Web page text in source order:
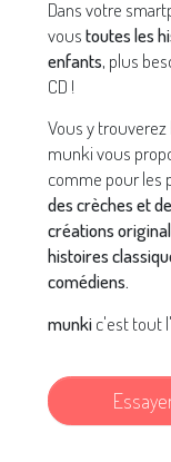
Dans votre
voustoutes les
enfants, plus
CD !
Vous y
munki vous
comme pour les
des crèches et
créations
histoires
comédiens.
munkic'est tout